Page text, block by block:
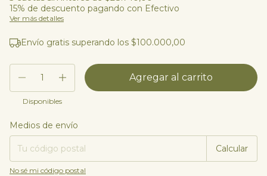
15% de descuento pagando con Efectivo
Ver más detalles
Envío gratis superando los $100.000,00
Disponibles
Entregas para el CP:
Medios de envío
Calcular
No sé mi código postal